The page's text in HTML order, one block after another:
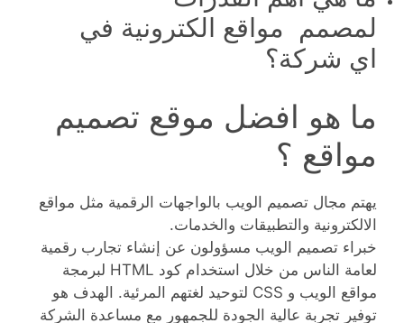
لمصمم مواقع الكترونية في
اي شركة؟
ما هو افضل موقع تصميم
مواقع ؟
يهتم مجال تصميم الويب بالواجهات الرقمية مثل مواقع
الالكترونية والتطبيقات والخدمات.
خبراء تصميم الويب مسؤولون عن إنشاء تجارب رقمية
لعامة الناس من خلال استخدام كود HTML لبرمجة
مواقع الويب و CSS لتوحيد لغتهم المرئية. الهدف هو
توفير تجربة عالية الجودة للجمهور مع مساعدة الشركة